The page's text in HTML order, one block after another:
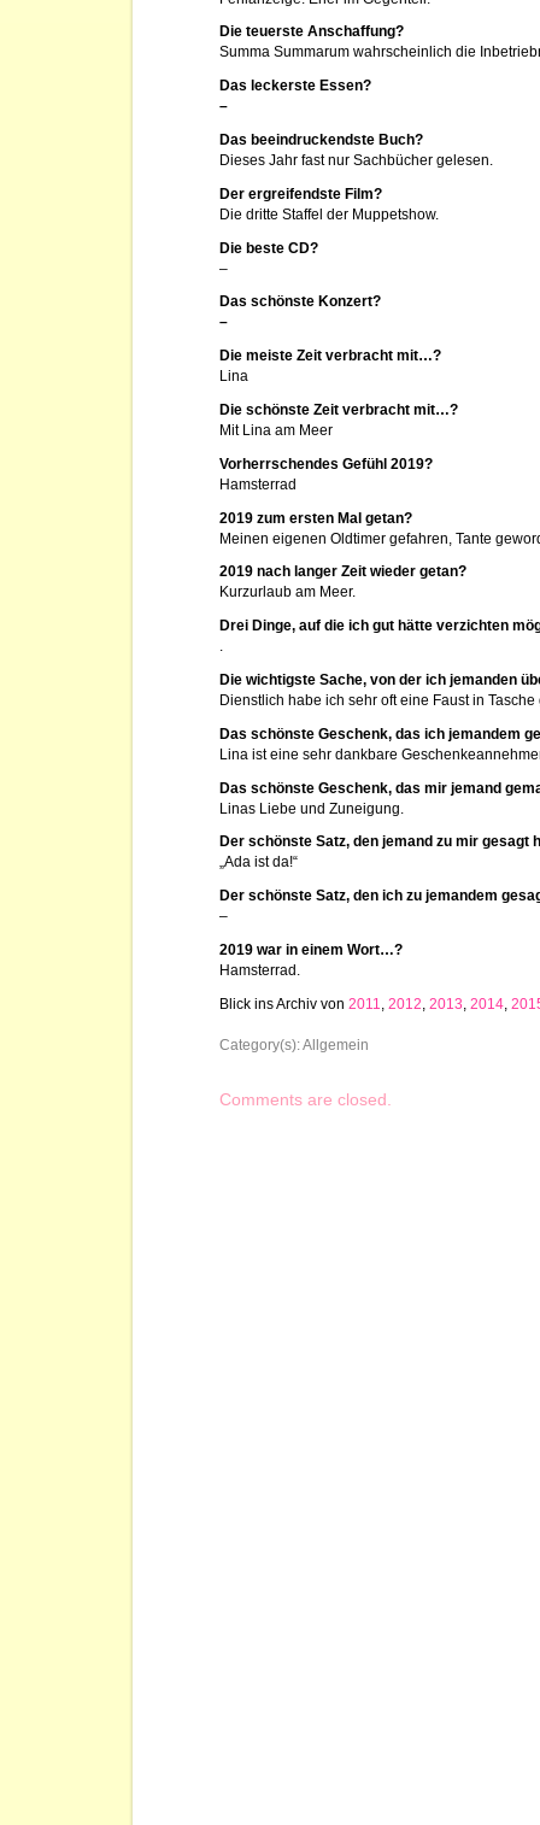
Die teuerste Anschaffung?
Summa Summarum wahrscheinlich die
Das leckerste Essen?
–
Das beeindruckendste Buch?
Dieses Jahr fast nur Sachbücher gelesen.
Der ergreifendste Film?
Die dritte Staffel der Muppetshow.
Die beste CD?
–
Das schönste Konzert?
–
Die meiste Zeit verbracht mit…?
Lina
Die schönste Zeit verbracht mit…?
Mit Lina am Meer
Vorherrschendes Gefühl 2019?
Hamsterrad
2019 zum ersten Mal getan?
Meinen eigenen Oldtimer gefahren, Tante
2019 nach langer Zeit wieder getan?
Kurzurlaub am Meer.
Drei Dinge, auf die ich gut hätte verzichten
.
Die wichtigste Sache, von der ich jemanden
Dienstlich habe ich sehr oft eine Faust in Tasche
Das schönste Geschenk, das ich jemandem
Lina ist eine sehr dankbare
Das schönste Geschenk, das mir jemand
Linas Liebe und Zuneigung.
Der schönste Satz, den jemand zu mir gesagt
„Ada ist da!“
Der schönste Satz, den ich zu jemandem
–
2019 war in einem Wort…?
Hamsterrad.
Blick ins Archiv von 2011 2012 2013 2014
Category(s):Allgemein
Comments are closed.